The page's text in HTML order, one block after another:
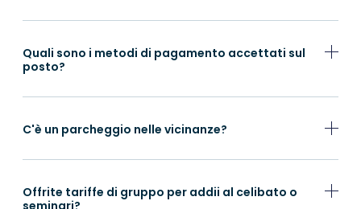
Quali sono i metodi di pagamento accettati sul
posto?
C'è un parcheggio nelle vicinanze?
Offrite tariffe di gruppo per addii al celibato o